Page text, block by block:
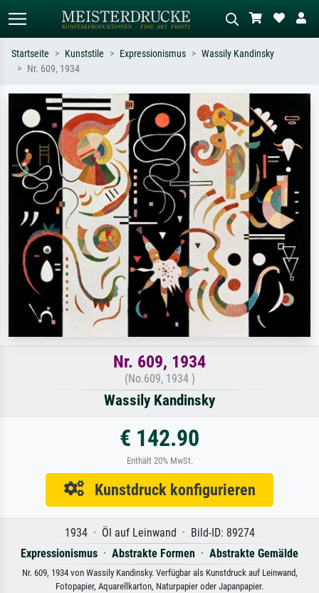
Suchen Sie nach Künstlern, Werktiteln
oder Stilen – z.B. Monet,
Sternennacht, Impressionismus, Welle
Hokusai, Akt.
Beschreiben Sie die Szene – z.B. Grüne
Wiese, Abstrakt mit viel Rot, Dunkles
Ölgemälde, Stehender Akt neben einem
Baum.
Startseite Kunststile Expressionismus
Wassily Kandinsky
Nr. 609, 1934
Nr. 609, 1934
(No.609, 1934 )
Wassily Kandinsky
€ 142.90
Enthält 20% MwSt.
Kunstdruck konfigurieren
1934 · Öl auf Leinwand · Bild-ID: 89274
Expressionismus · Abstrakte Formen · Abstrakte Gemälde
Nr. 609, 1934 von Wassily Kandinsky. Verfügbar als Kunstdruck auf Leinwand,
Fotopapier, Aquarellkarton, Naturpapier oder Japanpapier.